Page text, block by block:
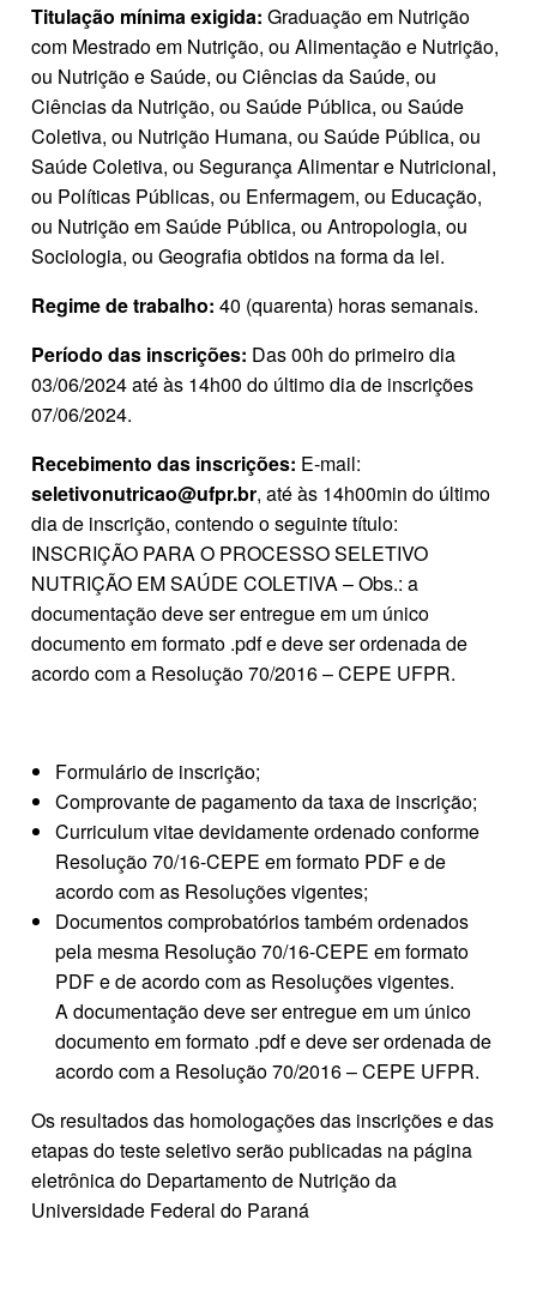
Titulação mínima exigida: Graduação em Nutrição
com Mestrado em Nutrição, ou Alimentação e Nutrição,
ou Nutrição e Saúde, ou Ciências da Saúde, ou
Ciências da Nutrição, ou Saúde Pública, ou Saúde
Coletiva, ou Nutrição Humana, ou Saúde Pública, ou
Saúde Coletiva, ou Segurança Alimentar e Nutricional,
ou Políticas Públicas, ou Enfermagem, ou Educação,
ou Nutrição em Saúde Pública, ou Antropologia, ou
Sociologia, ou Geografia obtidos na forma da lei.
Regime de trabalho: 40 (quarenta) horas semanais.
Período das inscrições: Das 00h do primeiro dia
03/06/2024 até às 14h00 do último dia de inscrições
07/06/2024.
Recebimento das inscrições: E‐mail:
seletivonutricao@ufpr.br, até às 14h00min do último
dia de inscrição, contendo o seguinte título:
INSCRIÇÃO PARA O PROCESSO SELETIVO
NUTRIÇÃO EM SAÚDE COLETIVA – Obs.: a
documentação deve ser entregue em um único
documento em formato .pdf e deve ser ordenada de
acordo com a Resolução 70/2016 – CEPE UFPR.
Formulário de inscrição;
Comprovante de pagamento da taxa de inscrição;
Curriculum vitae devidamente ordenado conforme
Resolução 70/16-CEPE em formato PDF e de
acordo com as Resoluções vigentes;
Documentos comprobatórios também ordenados
pela mesma Resolução 70/16-CEPE em formato
PDF e de acordo com as Resoluções vigentes.
A documentação deve ser entregue em um único
documento em formato .pdf e deve ser ordenada de
acordo com a Resolução 70/2016 – CEPE UFPR.
Os resultados das homologações das inscrições e das
etapas do teste seletivo serão publicadas na página
eletrônica do Departamento de Nutrição da
Universidade Federal do Paraná